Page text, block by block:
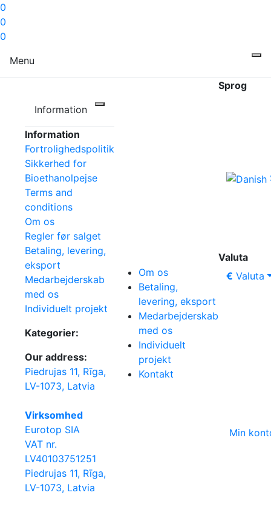
0
0
0
Menu
Information
Information
Fortrolighedspolitik
Sikkerhed for
Bioethanolpejse
Terms and
conditions
Om os
Regler før salget
Betaling, levering,
eksport
Medarbejderskab
med os
Individuelt projekt
Kategorier:
Our address:
Piedrujas 11, Rīga,
LV-1073, Latvia
Virksomhed
Eurotop SIA
VAT nr.
LV40103751251
Piedrujas 11, Rīga,
LV-1073, Latvia
Om os
Betaling,
levering, eksport
Medarbejderskab
med os
Individuelt
projekt
Kontakt
Sprog
Valuta
€ Valuta
Min